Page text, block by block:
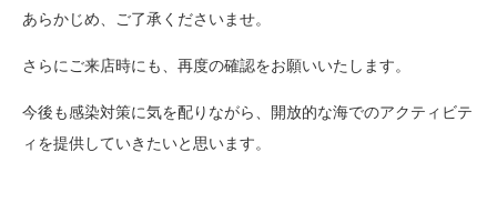
あらかじめ、ご了承くださいませ。
さらにご来店時にも、再度の確認をお願いいたします。
今後も感染対策に気を配りながら、開放的な海でのアクティビテ
ィを提供していきたいと思います。